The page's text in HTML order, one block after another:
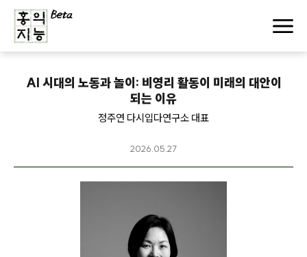
AI 시대의 노동과 놀이: 비영리 활동이 미래의 대안이
되는 이유
정주연 다시입다연구소 대표
2026.05.27